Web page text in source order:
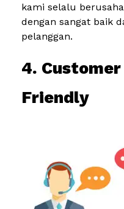
kami selalu
dengan sangat baik
pelanggan.
4.
Friendly